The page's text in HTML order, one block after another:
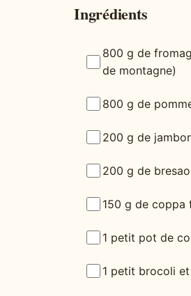
Ingrédients
800 g de
de montagne)
800 g de
200 g de
200 g de
150 g de coppa
1 petit pot de
1 petit brocoli